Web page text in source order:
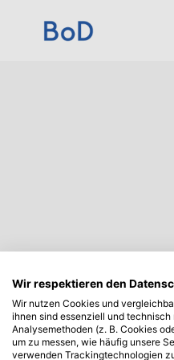
Wir respektieren den
Wir nutzen Cookies und
ihnen sind essenziell und
Analysemethoden (z. B. Cookies
um zu messen, wie häufig unsere
verwenden Trackingtechnologien